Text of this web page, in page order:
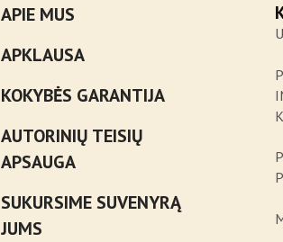
APIE MUS
APKLAUSA
KOKYBĖS GARANTIJA
AUTORINIŲ TEISIŲ
APSAUGA
SUKURSIME SUVENYRĄ
JUMS